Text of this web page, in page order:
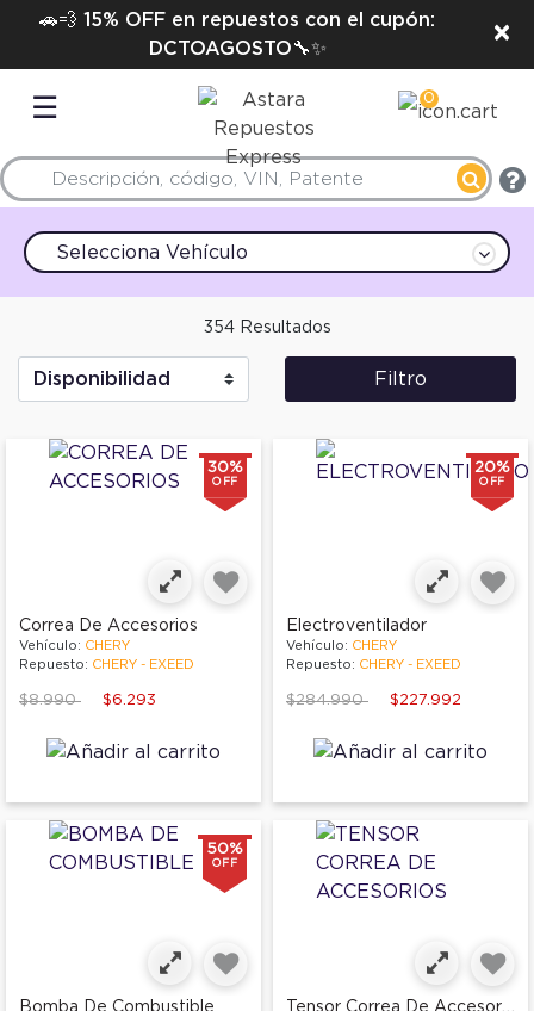
🚗💨 15% OFF en repuestos con el cupón:
DCTOAGOSTO🔧✨
×
☰ 0
Selecciona Vehículo
354 Resultados
Filtro
30%
OFF
Correa De Accesorios
Vehículo: CHERY
Repuesto: CHERY - EXEED
Price reduced from
$8.990to $6.293
20%
OFF
Electroventilador
Vehículo: CHERY
Repuesto: CHERY - EXEED
Price reduced from
$284.990to $227.992
50%
OFF
Bomba De Combustible Tensor Correa De Accesorios